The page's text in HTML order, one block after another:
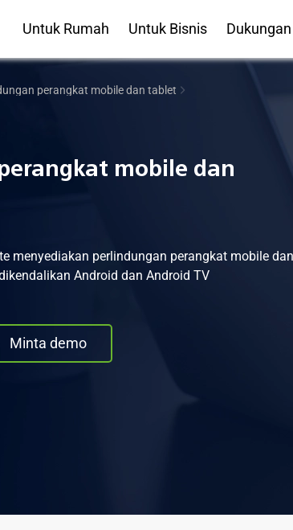
Untuk Rumah Untuk Bisnis Dukungan
perangkat mobile dan tablet
mobile dan
menyediakan perlindungan perangkat mobile dan
Android dan Android TV
Minta demo